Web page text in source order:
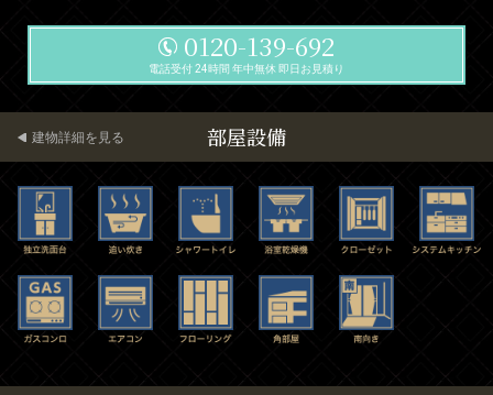
0120-139-692
電話受付 24時間 年中無休 即日お見積り
部屋設備
建物詳細を見る